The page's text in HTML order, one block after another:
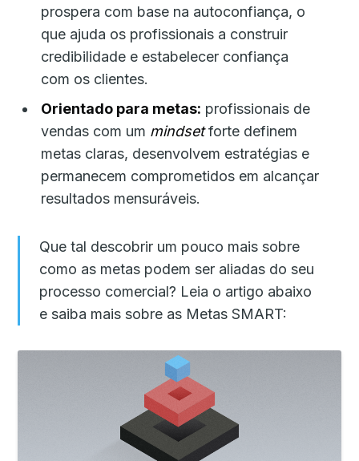
prospera com base na autoconfiança, o
que ajuda os profissionais a construir
credibilidade e estabelecer confiança
com os clientes.
Orientado para metas: profissionais de
vendas com um mindsetforte definem
metas claras, desenvolvem estratégias e
permanecem comprometidos em alcançar
resultados mensuráveis.
Que tal descobrir um pouco mais sobre
como as metas podem ser aliadas do seu
processo comercial? Leia o artigo abaixo
e saiba mais sobre as Metas SMART: